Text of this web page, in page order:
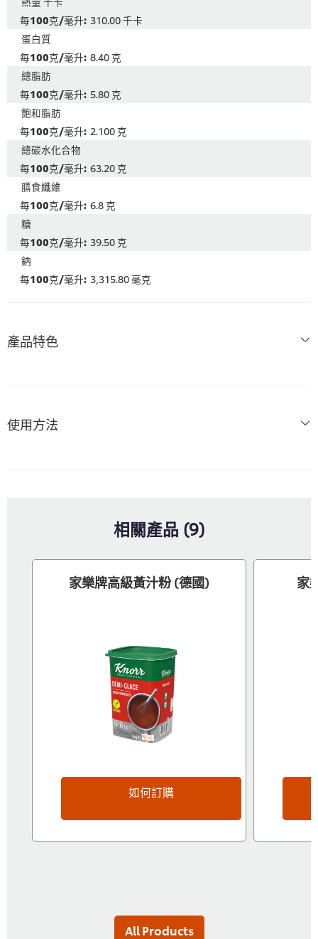
310.00 千卡
蛋白質
8.40 克
總脂肪
5.80 克
飽和脂肪
2.100 克
總碳水化合物
63.20 克
膳食纖維
6.8 克
糖
39.50 克
鈉
3,315.80 毫克
產品特色
使用方法
相關產品 (9)
家樂牌高級黃汁粉 (德國)
如何訂購
家
All Products